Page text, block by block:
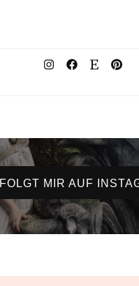
FOLGT MIR AUF